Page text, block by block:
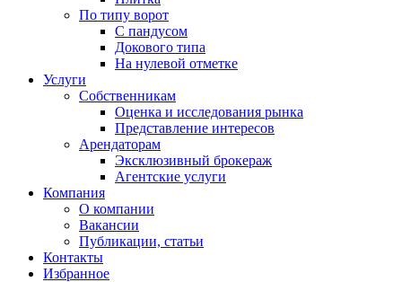
По типу ворот
С пандусом
Докового типа
На нулевой отметке
Услуги
Собственникам
Оценка и исследования рынка
Представление интересов
Арендаторам
Эксклюзивный брокераж
Агентские услуги
Компания
О компании
Вакансии
Публикации, статьи
Контакты
Избранное